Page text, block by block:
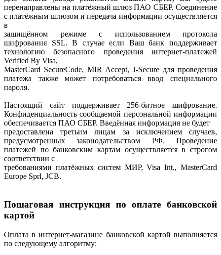
перенаправлены на платёжный шлюз ПАО СБЕР. Соединение
с платёжным шлюзом и передача информации осуществляется
в
защищённом режиме с использованием протокола
шифрования SSL. В случае если Ваш банк поддерживает
технологию безопасного проведения интернет-платежей
Verified By Visa,
MasterCard SecureCode, MIR Accept, J-Secure для проведения
платежа также может потребоваться ввод специального
пароля.
Настоящий сайт поддерживает 256-битное шифрование.
Конфиденциальность сообщаемой персональной информации
обеспечивается ПАО СБЕР. Введённая информация не будет
предоставлена третьим лицам за исключением случаев,
предусмотренных законодательством РФ. Проведение
платежей по банковским картам осуществляется в строгом
соответствии с
требованиями платёжных систем МИР, Visa Int., MasterCard
Europe Sprl, JCB.
Пошаговая инструкция по оплате банковской
картой
Оплата в интернет-магазине банковской картой выполняется
по следующему алгоритму: